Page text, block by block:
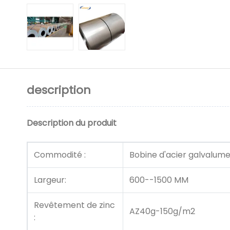
description
Description du produit
Commodité : Bobine d'acier galvalume
Largeur: 600--1500 MM
Revêtement de zinc
:
AZ40g-150g/m2